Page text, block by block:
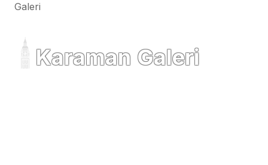
Galeri
Karaman Galeri